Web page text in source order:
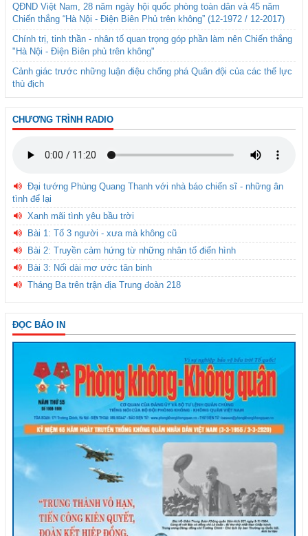
QĐND Việt Nam, 28 năm ngày hội quốc phòng toàn dân và 45 năm
Chiến thắng “Hà Nội - Điện Biên Phủ trên không” (12-1972 / 12-2017)
Chính trị, tinh thần - nhân tố quan trọng góp phần làm nên Chiến thắng
"Hà Nội - Điện Biên phủ trên không"
Cảnh giác trước những luận điệu chống phá Quân đội của các thế lực
thù địch
CHƯƠNG TRÌNH RADIO
Đại tướng Phùng Quang Thanh với nhà báo chiến sĩ - những ân
tình để lại
Xanh mãi tình yêu bầu trời
Bài 1: Tổ 3 người - xưa mà không cũ
Bài 2: Truyền cảm hứng từ những nhân tố điển hình
Bài 3: Nối dài mơ ước tân binh
Tháng Ba trên trận địa Trung đoàn 218
ĐỌC BÁO IN